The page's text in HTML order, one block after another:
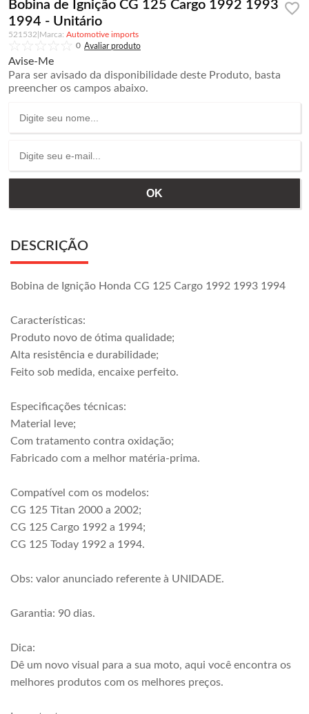
Bobina de Ignição CG 125 Cargo 1992 1993
1994 - Unitário
521532
Automotive imports
0
Avise-Me
Para ser avisado da disponibilidade deste Produto, basta
preencher os campos abaixo.
DESCRIÇÃO
Bobina de Ignição Honda CG 125 Cargo 1992 1993 1994
Características:
Produto novo de ótima qualidade;
Alta resistência e durabilidade;
Feito sob medida, encaixe perfeito.
Especificações técnicas:
Material leve;
Com tratamento contra oxidação;
Fabricado com a melhor matéria-prima.
Compatível com os modelos:
CG 125 Titan 2000 a 2002;
CG 125 Cargo 1992 a 1994;
CG 125 Today 1992 a 1994.
Obs: valor anunciado referente à UNIDADE.
Garantia: 90 dias.
Dica:
Dê um novo visual para a sua moto, aqui você encontra os
melhores produtos com os melhores preços.